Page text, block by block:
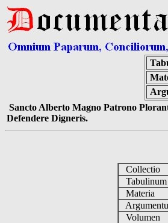
Sancto Alberto Magno Patrono
Defendere Digneris.
Collectio
Tabulinum
Materia
Volumen